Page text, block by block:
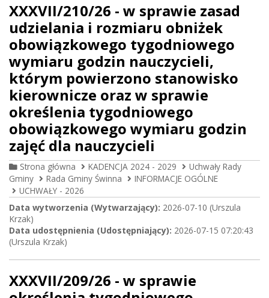
XXXVII/210/26 - w sprawie zasad
udzielania i rozmiaru obniżek
obowiązkowego tygodniowego
wymiaru godzin nauczycieli,
którym powierzono stanowisko
kierownicze oraz w sprawie
określenia tygodniowego
obowiązkowego wymiaru godzin
zajęć dla nauczycieli
Strona główna KADENCJA 2024 - 2029
Uchwały Rady
Gminy
Rada Gminy Świnna
INFORMACJE OGÓLNE
UCHWAŁY - 2026
Data wytworzenia (Wytwarzający): 2026-07-10 (Urszula
Krzak)
Data udostępnienia (Udostępniający): 2026-07-15 07:20:43
(Urszula Krzak)
XXXVII/209/26 - w sprawie